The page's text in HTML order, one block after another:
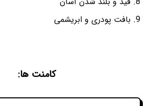
بافت پودری و ابریشمی
کامنت ها: